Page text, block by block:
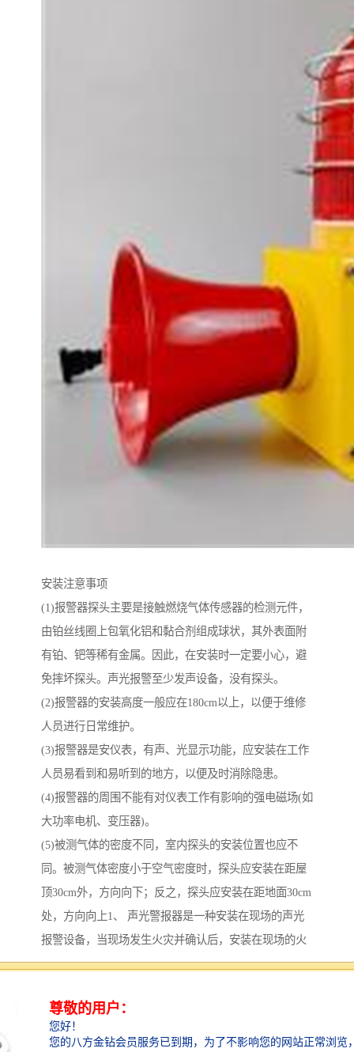
安装注意事项
(1)报警器探头主要是接触燃烧气体传感器的检测元件，
由铂丝线圈上包氧化铝和黏合剂组成球状，其外表面附
有铂、钯等稀有金属。因此，在安装时一定要小心，避
免摔坏探头。声光报警至少发声设备，没有探头。
(2)报警器的安装高度一般应在180cm以上，以便于维修
人员进行日常维护。
(3)报警器是安仪表，有声、光显示功能，应安装在工作
人员易看到和易听到的地方，以便及时消除隐患。
(4)报警器的周围不能有对仪表工作有影响的强电磁场(如
大功率电机、变压器)。
(5)被测气体的密度不同，室内探头的安装位置也应不
同。被测气体密度小于空气密度时，探头应安装在距屋
顶30cm外，方向向下；反之，探头应安装在距地面30cm
处，方向向上1、 声光警报器是一种安装在现场的声光
报警设备，当现场发生火灾并确认后，安装在现场的火
灾声光警报器可由消防控制中心的火灾报警控制器启
意的目的。